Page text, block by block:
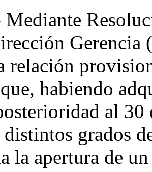
Gerencia
relación
habiendo
al 30
grados
la apertura de